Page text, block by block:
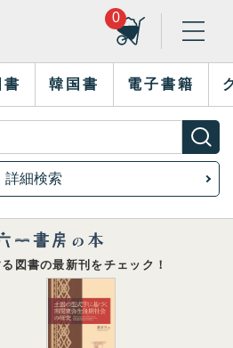
0
書 韓国書 電子書籍
詳細検索
図書の最新刊をチェック！